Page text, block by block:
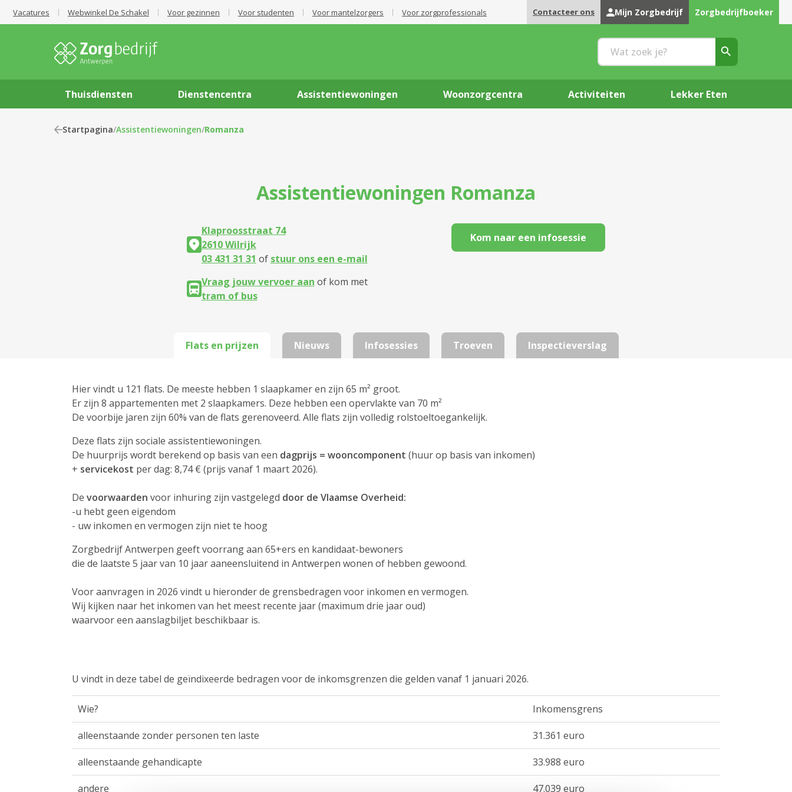
Vacatures Webwinkel De Schakel Voor gezinnen Voor studenten Voor mantelzorgers Voor zorgprofessionals Contacteer ons Mijn Zorgbedrijf Zorgbedrijfboeker
Thuisdiensten Dienstencentra Assistentiewoningen Woonzorgcentra Activiteiten Lekker Eten
Startpagina/Assistentiewoningen/Romanza
Assistentiewoningen Romanza
Klaproosstraat 74
2610 Wilrijk
03 431 31 31 of stuur ons een e-mail
Vraag jouw vervoer aan of kom met
tram of bus
Kom naar een infosessie
Flats en prijzen
Hier vindt u 121 flats. De meeste hebben 1 slaapkamer en zijn 65 m² groot.
Er zijn 8 appartementen met 2 slaapkamers. Deze hebben een opervlakte van 70 m²
De voorbije jaren zijn 60% van de flats gerenoveerd. Alle flats zijn volledig rolstoeltoegankelijk.
Deze flats zijn sociale assistentiewoningen.
De huurprijs wordt berekend op basis van een dagprijs = wooncomponent (huur op basis van inkomen)
+ servicekost per dag: 8,74 € (prijs vanaf 1 maart 2026).
De voorwaarden voor inhuring zijn vastgelegd door de Vlaamse Overheid:
-u hebt geen eigendom
- uw inkomen en vermogen zijn niet te hoog
Zorgbedrijf Antwerpen geeft voorrang aan 65+ers en kandidaat-bewoners
die de laatste 5 jaar van 10 jaar aaneensluitend in Antwerpen wonen of hebben gewoond.
Voor aanvragen in 2026 vindt u hieronder de grensbedragen voor inkomen en vermogen.
Wij kijken naar het inkomen van het meest recente jaar (maximum drie jaar oud)
waarvoor een aanslagbiljet beschikbaar is.
​U vindt in deze tabel de geïndixeerde bedragen voor de inkomsgrenzen die gelden vanaf 1 januari 2026.
Wie? Inkomensgrens
alleenstaande zonder personen ten laste 31.361 euro
alleenstaande gehandicapte 33.988 euro
andere 47.039 euro
Nieuws Infosessies Troeven Inspectieverslag